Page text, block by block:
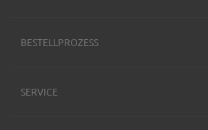
BESTELLPROZESS
SERVICE